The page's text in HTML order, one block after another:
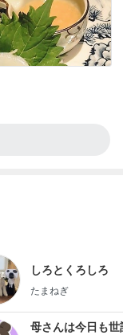
しろとくろしろ
たまねぎ
母さんは今日も世